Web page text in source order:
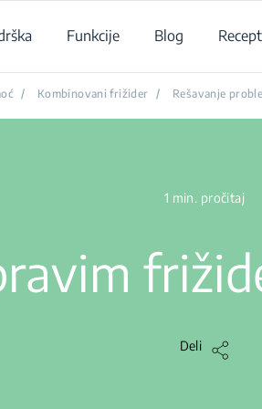
Funkcije Blog
/ Kombinovani frižider / Rešavanje
1 min. pročitaj
Deli